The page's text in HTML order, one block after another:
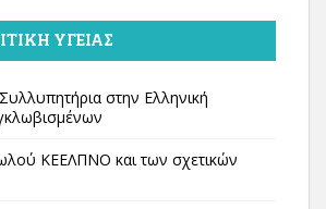
ΥΓΕΊΑΣ
στην Ελληνική
ΚΕΕΛΠΝΟ και των σχετικών